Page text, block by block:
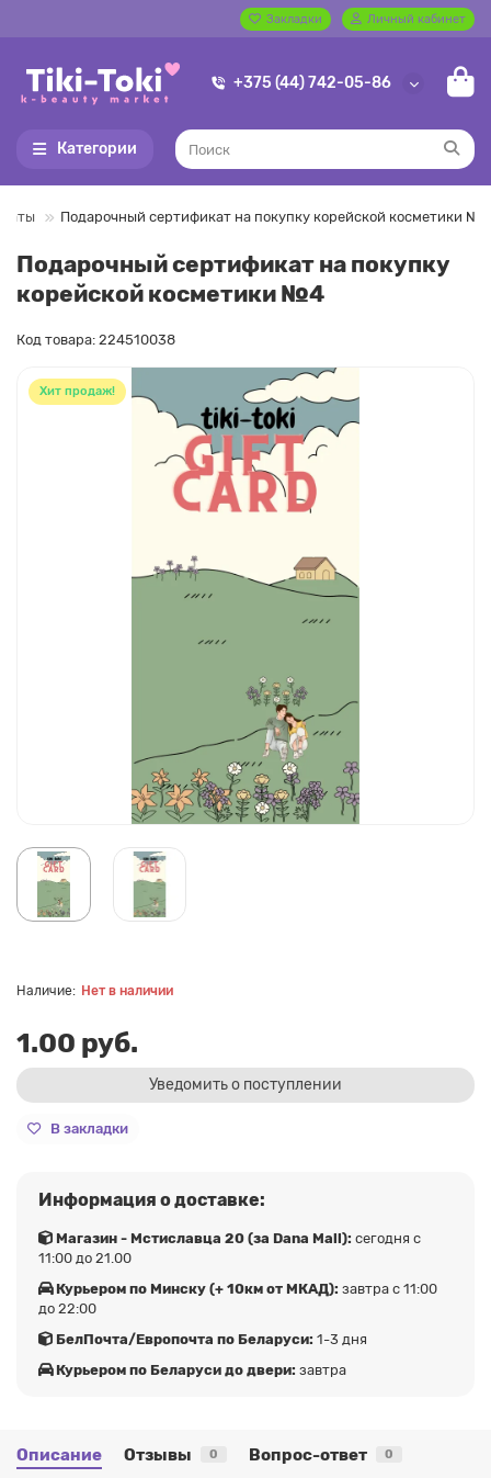
Закладки Личный кабинет
+375 (44) 742-05-86
Категории
Подарочный сертификат на покупку корейской косметики №4
Подарочный сертификат на покупку
корейской косметики №4
Код товара: 224510038
Хит продаж!
Нет в наличии
1.00 руб.
Уведомить о поступлении
В закладки
Информация о доставке:
Магазин - Мстиславца 20 (за Dana Mall): сегодня с
11:00 до 21.00
Курьером по Минску (+ 10км от МКАД): завтра с 11:00
до 22:00
БелПочта/Европочта по Беларуси: 1-3 дня
Курьером по Беларуси до двери: завтра
Описание Отзывы 0 Вопрос-ответ 0